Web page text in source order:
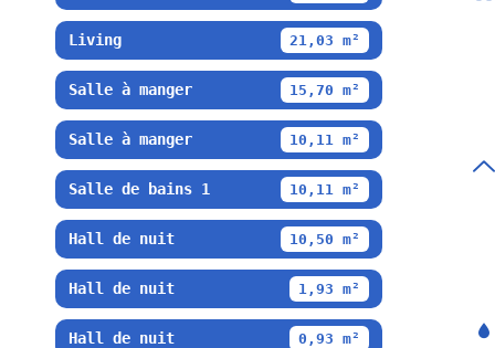
Living 21,03 m²
Salle à manger 15,70 m²
Salle à manger 10,11 m²
Salle de bains 1 10,11 m²
Hall de nuit 10,50 m²
Hall de nuit 1,93 m²
Hall de nuit 0,93 m²